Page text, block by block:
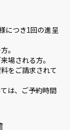
につき1回の進呈
。
場される方。
をご請求されて
は、ご予約時間